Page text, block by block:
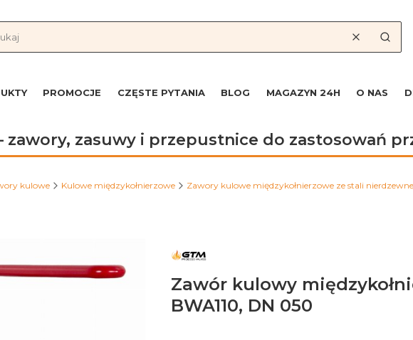
WyczyśćSzukaj
PROMOCJE CZĘSTE PYTANIA BLOG MAGAZYN 24H O NAS
zawory, zasuwy i przepustnice do zastosowań
kulowe Kulowe międzykołnierzowe Zawory kulowe międzykołnierzowe ze stali
Zawór kulowy
BWA110, DN 050